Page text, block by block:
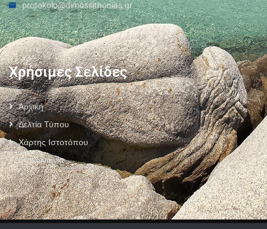
protokolo@dimossithonias.gr
Χρήσιμες Σελίδες
Αρχική
Δελτία Τύπου
Χάρτης Ιστοτόπου
Επικοινωνία